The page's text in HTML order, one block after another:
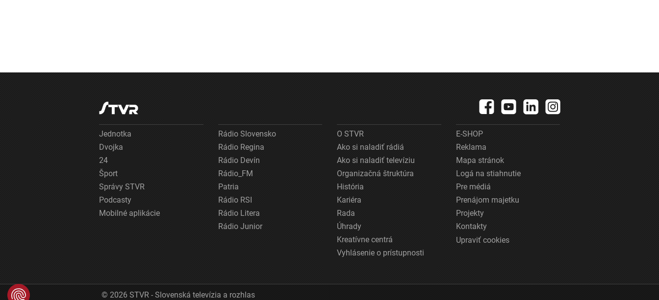
Jednotka
Dvojka
24
Šport
Správy STVR
Podcasty
Mobilné aplikácie
Rádio Slovensko
Rádio Regina
Rádio Devín
Rádio_FM
Patria
Rádio RSI
Rádio Litera
Rádio Junior
O STVR
Ako si naladiť rádiá
Ako si naladiť televíziu
Organizačná štruktúra
História
Kariéra
Rada
Úhrady
Kreatívne centrá
Vyhlásenie o prístupnosti
E-SHOP
Reklama
Mapa stránok
Logá na stiahnutie
Pre médiá
Prenájom majetku
Projekty
Kontakty
Upraviť cookies
© 2026 STVR - Slovenská televízia a rozhlas